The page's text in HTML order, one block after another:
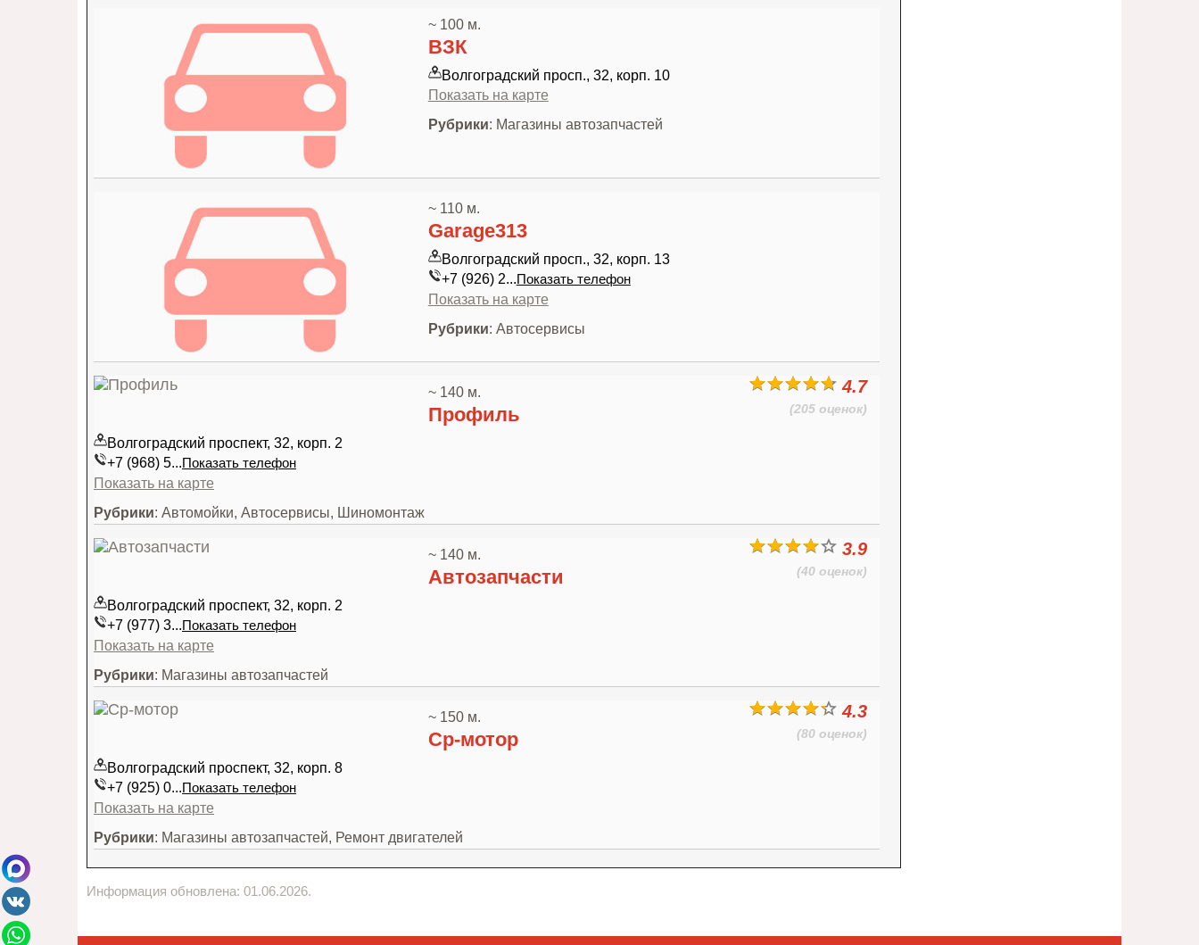
~ 100 м.
ВЗК
Волгоградский просп., 32, корп. 10
Показать на карте
Рубрики: Магазины автозапчастей
~ 110 м.
Garage313
Волгоградский просп., 32, корп. 13
+7 (926) 2...Показать телефон
Показать на карте
Рубрики: Автосервисы
4.7
(205 оценок)
~ 140 м.
Профиль
Волгоградский проспект, 32, корп. 2
+7 (968) 5...Показать телефон
Показать на карте
Рубрики: Автомойки, Автосервисы, Шиномонтаж
3.9
(40 оценок)
~ 140 м.
Автозапчасти
Волгоградский проспект, 32, корп. 2
+7 (977) 3...Показать телефон
Показать на карте
Рубрики: Магазины автозапчастей
4.3
(80 оценок)
~ 150 м.
Ср-мотор
Волгоградский проспект, 32, корп. 8
+7 (925) 0...Показать телефон
Показать на карте
Рубрики: Магазины автозапчастей, Ремонт двигателей
Информация обновлена: 01.06.2026.